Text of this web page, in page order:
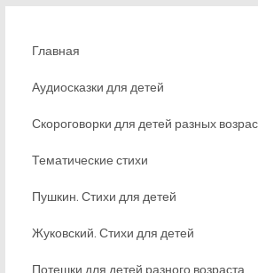
Главная
Аудиосказки для детей
Скороговорки для детей разных
Тематические стихи
Пушкин. Стихи для детей
Жуковский. Стихи для детей
Потешки для детей разного возраста